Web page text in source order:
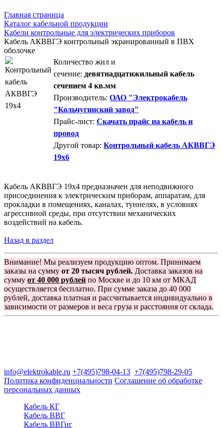
Главная страница
Каталог кабельной продукции
Кабели контрольные для электрических приборов
Кабель АКВВГЭ контрольный экранированный в ПВХ
оболочке
Количество жил и
сечение: девятнадцатижильный кабель
сечением 4 кв.мм
Производитель: ОАО "Электрокабель
"Кольчугинский завод"
Прайс-лист: Скачать прайс на кабель и
провод
Другой товар: Контрольный кабель АКВВГЭ
19х6
Кабель АКВВГЭ 19х4 предназначен для неподвижного
присоединения к электрическим приборам, аппаратам, для
прокладки в помещениях, каналах, туннелях, в условиях
агрессивной среды, при отсутствии механических
воздействий на кабель.
Назад в раздел
Внимание! Мы реализуем продукцию оптом. Принимаем
заказы на сумму от 20 тысяч рублей. Доставка заказов на
сумму от 40 000 рублей по Москве и до 10 км от МКАД
осуществляется бесплатно. При сумме заказа до 40 000
рублей, доставка платная и рассчитывается индивидуально в
зависимости от размеров и веса груза и расстояния от склада.
info@elektrokable.ru +7(495)798-04-13 +7(495)798-29-05
Политика конфиденциальности Соглашение об обработке
персональных данных
Кабель КГ
Кабель ВВГ
Кабель ВВГнг